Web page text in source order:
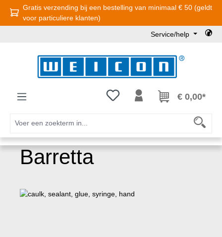
Ga naar de hoofdinhoud
Gratis verzending bij een bestelling van minimaal € 50 (geldt
voor particuliere klanten)
Service/help
Je hebt 0 items op je€ 0,00*
Barretta